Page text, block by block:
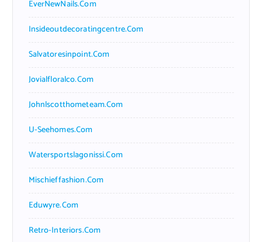
EverNewNails.com
Insideoutdecoratingcentre.com
Salvatoresinpoint.com
Jovialfloralco.com
Johnlscotthometeam.com
U-Seehomes.com
Watersportslagonissi.com
Mischieffashion.com
Eduwyre.com
Retro-Interiors.com